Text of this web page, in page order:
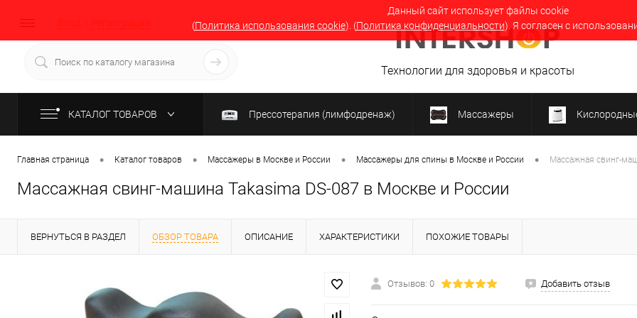
Данный сайт использует файлы cookie
(Политика использования cookie). (Политика конфиденциальности). Я согласен с
Вход Регистрация
Технологии для здоровья и красоты
КАТАЛОГ ТОВАРОВ Прессотерапия (лимфодренаж) Массажеры
Главная страница • Каталог товаров • Массажеры в Москве и России • Массажеры для спины в Москве и России • Массажная свинг-
Массажная свинг-машина Takasima DS-087 в Москве и России
ВЕРНУТЬСЯ В РАЗДЕЛ ОБЗОР ТОВАРА ОПИСАНИЕ ХАРАКТЕРИСТИКИ ПОХОЖИЕ ТОВАРЫ
Отзывов: 0 Добавить отзыв